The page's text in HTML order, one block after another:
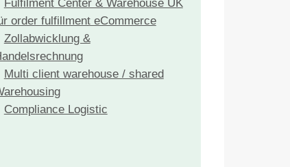
Fulfilment Center & Warehouse UK
order fulfillment eCommerce
Zollabwicklung &
Multi client warehouse / shared
Compliance Logistic